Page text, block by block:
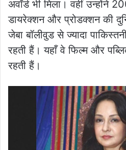
अवॉर्ड भी मिला। वहीं उन्होंने
डायरेक्शन और प्रोडक्शन की
जेबा बॉलीवुड से ज्यादा
रहती हैं। यहाँ वे फिल्म और
रहती हैं।